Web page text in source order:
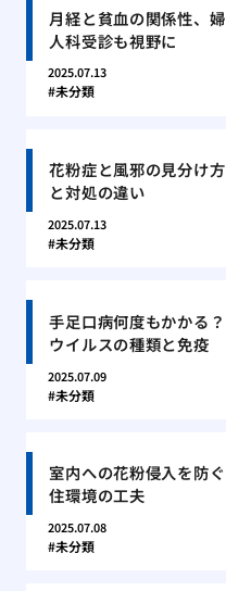
月経と貧血の関係性、婦
人科受診も視野に
2025.07.13
未分類
花粉症と風邪の見分け方
と対処の違い
2025.07.13
未分類
手足口病何度もかかる？
ウイルスの種類と免疫
2025.07.09
未分類
室内への花粉侵入を防ぐ
住環境の工夫
2025.07.08
未分類